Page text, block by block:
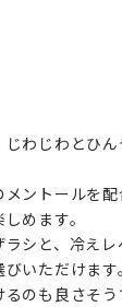
わじわとひ
ントールを
めます。
シと、冷え
いただけます。
のも良さそう